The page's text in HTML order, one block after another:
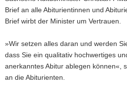
Brief an alle Abiturientinnen und
Brief wirbt der Minister um Vertrauen.
»Wir setzen alles daran und werden
dass Sie ein qualitativ hochwertiges
anerkanntes Abitur ablegen können«,
an die Abiturienten.